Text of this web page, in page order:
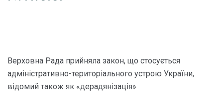
Верховна Рада прийняла закон, що стосується
адміністративно-територіального устрою України,
відомий також як «дерадянізація»